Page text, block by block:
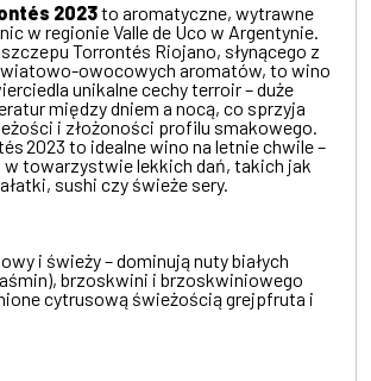
2023to aromatyczne, wytrawne
w regionie Valle de Uco w Argentynie.
Torrontés Riojano, słynącego z
owocowych aromatów, to wino
unikalne cechy terroir – duże
między dniem a nocą, co sprzyja
i złożoności profilu smakowego.
2023 to idealne wino na letnie chwile –
w towarzystwie lekkich dań, takich jak
sushi czy świeże sery.
i świeży – dominują nuty białych
brzoskwini i brzoskwiniowego
cytrusową świeżością grejpfruta i